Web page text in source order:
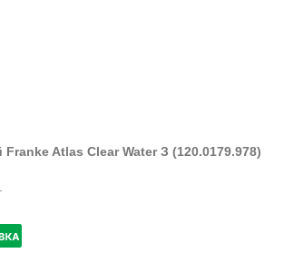
Atlas Clear Water З (120.0179.978)